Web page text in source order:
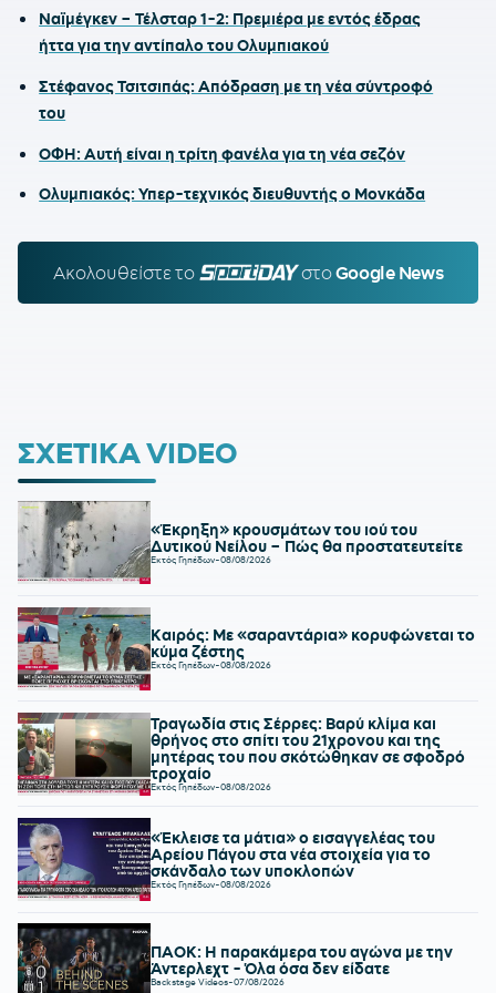
Ναϊμέγκεν – Τέλσταρ 1-2: Πρεμιέρα με εντός έδρας
ήττα για την αντίπαλο του Ολυμπιακού
Στέφανος Τσιτσιπάς: Απόδραση με τη νέα σύντροφό
του
ΟΦΗ: Αυτή είναι η τρίτη φανέλα για τη νέα σεζόν
Ολυμπιακός: Υπερ-τεχνικός διευθυντής ο Μονκάδα
Ακολουθείστε τo SPORTDAY.GR
στοGoogle News
ΣΧΕΤΙΚΑ VIDEO
«Έκρηξη» κρουσμάτων του ιού του
Δυτικού Νείλου – Πώς θα προστατευτείτε
Εκτός Γηπέδων-08/08/2026
Καιρός: Με «σαραντάρια» κορυφώνεται το
κύμα ζέστης
Εκτός Γηπέδων-08/08/2026
Τραγωδία στις Σέρρες: Βαρύ κλίμα και
θρήνος στο σπίτι του 21χρονου και της
μητέρας του που σκότώθηκαν σε σφοδρό
τροχαίο
Εκτός Γηπέδων-08/08/2026
«Έκλεισε τα μάτια» ο εισαγγελέας του
Αρείου Πάγου στα νέα στοιχεία για το
σκάνδαλο των υποκλοπών
Εκτός Γηπέδων-08/08/2026
ΠΑΟΚ: Η παρακάμερα του αγώνα με την
Άντερλεχτ - Όλα όσα δεν είδατε
Backstage Videos-07/08/2026